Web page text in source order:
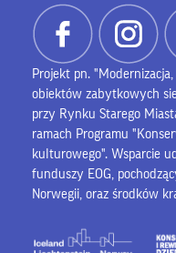
Projekt pn.
obiektów zabytkowych
przy Rynku Starego
ramach Programu
kulturowego". Wsparcie
funduszy EOG,
Norwegii, oraz środków